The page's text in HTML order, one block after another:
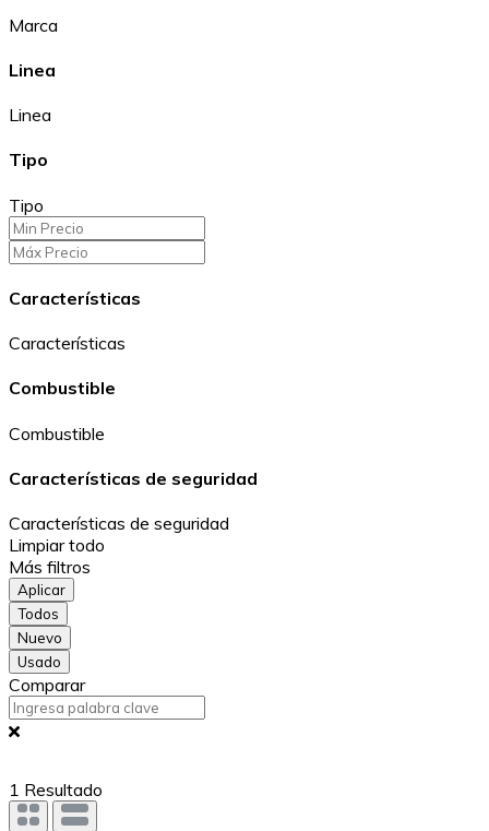
Marca
Linea
Linea
Tipo
Tipo
Características
Características
Combustible
Combustible
Características de seguridad
Características de seguridad
Limpiar todo
Más filtros
Aplicar
Todos
Nuevo
Usado
Comparar
1 Resultado